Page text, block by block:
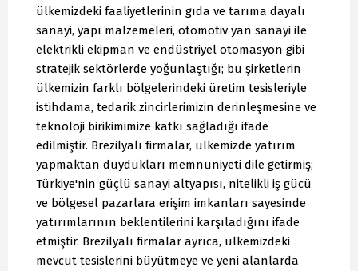
ülkemizdeki faaliyetlerinin gıda ve tarıma dayalı
sanayi, yapı malzemeleri, otomotiv yan sanayi ile
elektrikli ekipman ve endüstriyel otomasyon gibi
stratejik sektörlerde yoğunlaştığı; bu şirketlerin
ülkemizin farklı bölgelerindeki üretim tesisleriyle
istihdama, tedarik zincirlerimizin derinleşmesine ve
teknoloji birikimimize katkı sağladığı ifade
edilmiştir. Brezilyalı firmalar, ülkemizde yatırım
yapmaktan duydukları memnuniyeti dile getirmiş;
Türkiye'nin güçlü sanayi altyapısı, nitelikli iş gücü
ve bölgesel pazarlara erişim imkanları sayesinde
yatırımlarının beklentilerini karşıladığını ifade
etmiştir. Brezilyalı firmalar ayrıca, ülkemizdeki
mevcut tesislerini büyütmeye ve yeni alanlarda